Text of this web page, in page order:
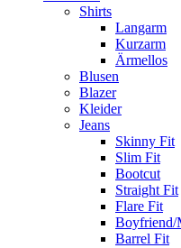
Shirts
Langarm
Kurzarm
Ärmellos
Blusen
Blazer
Kleider
Jeans
Skinny Fit
Slim Fit
Bootcut
Straight Fit
Flare Fit
Boyfriend/
Barrel Fit